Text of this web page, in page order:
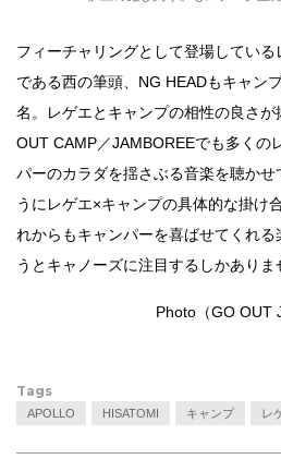
フィーチャリングとして登場してい
である西の筆頭、NG HEADもキャン
名。レゲエとキャンプの相性の良さ
OUT CAMP／JAMBOREEでも多くの
パーのカラダを揺さぶる音楽を聴かせ
うにレゲエ×キャンプの具体的な掛け
れからもキャンパーを喜ばせてくれ
うとキャノーズに注目するしかありま
Photo（GO OUT
Tags
APOLLO HISATOMI キャンプ レ